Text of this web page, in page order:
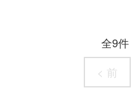
全9件
< 前